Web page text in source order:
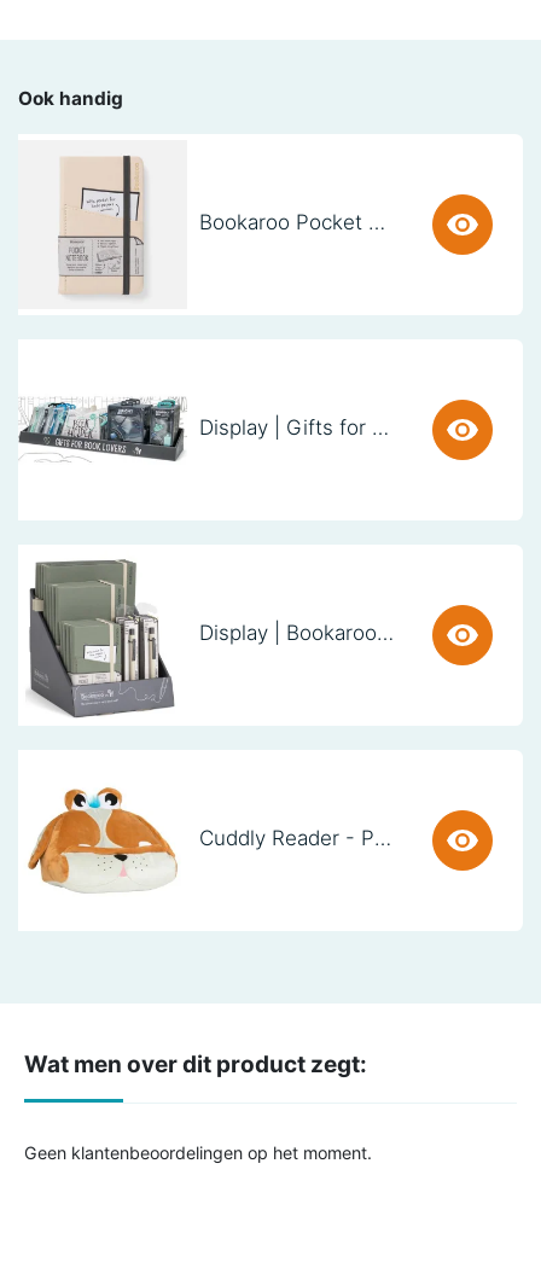
Ook handig
Bookaroo Pocket Notebook (A6) - CREAM
Display | Gifts for Book Lovers (60cm)
Display | Bookaroo Notebook & Pen - Fern
Cuddly Reader - Puppy Pete
Wat men over dit product zegt:
Geen klantenbeoordelingen op het moment.